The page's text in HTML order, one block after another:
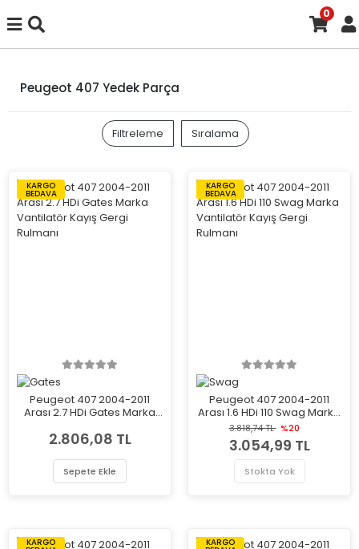
0
Peugeot 407 Yedek Parça
Filtreleme Sıralama
KARGO
BEDAVA
Peugeot 407 2004-2011
Arası 2.7 HDi Gates Marka
Rulmanı
2.806,08 TL
Sepete Ekle
KARGO
BEDAVA
Peugeot 407 2004-2011
Arası 1.6 HDi 110 Swag Marka
Vantilatör Kayış Gergi
Rulmanı
3.818,74 TL %20
3.054,99 TL
Stokta Yok
KARGO KARGO